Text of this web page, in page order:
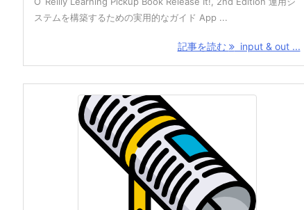
ステムを構築するための実用的なガイド App ...
記事を読む input & out ...